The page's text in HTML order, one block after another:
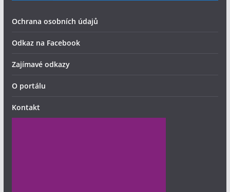
Ochrana osobních údajů
Odkaz na Facebook
Zajímavé odkazy
O portálu
Kontakt